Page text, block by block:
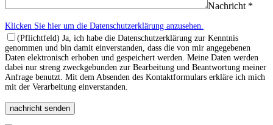
Nachricht *
Klicken Sie hier um die Datenschutzerklärung anzusehen.
(Pflichtfeld) Ja, ich habe die Datenschutzerklärung zur Kenntnis
genommen und bin damit einverstanden, dass die von mir angegebenen
Daten elektronisch erhoben und gespeichert werden. Meine Daten werden
dabei nur streng zweckgebunden zur Bearbeitung und Beantwortung meiner
Anfrage benutzt. Mit dem Absenden des Kontaktformulars erkläre ich mich
mit der Verarbeitung einverstanden.